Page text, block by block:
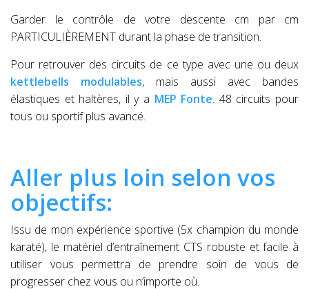
Garder le contrôle de votre descente cm par cm
PARTICULIÈREMENT durant la phase de transition.
Pour retrouver des circuits de ce type avec une ou deux
kettlebells modulables, mais aussi avec bandes
élastiques et haltères, il y a MEP Fonte. 48 circuits pour
tous ou sportif plus avancé.
Aller plus loin selon vos
objectifs:
Issu de mon expérience sportive (5x champion du monde
karaté), le matériel d’entraînement CTS robuste et facile à
utiliser vous permettra de prendre soin de vous de
progresser chez vous ou n’importe où.